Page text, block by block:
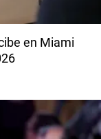
en Miami